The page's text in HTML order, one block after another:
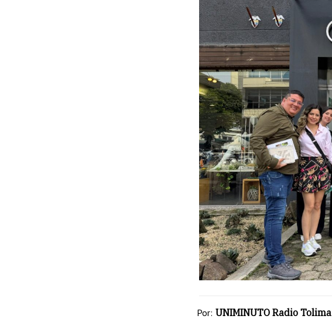
Por: UNIMINUTO Radio Tolima